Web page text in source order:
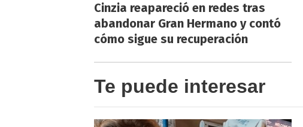
Cinzia reapareció en redes tras
abandonar Gran Hermano y contó
cómo sigue su recuperación
Te puede interesar